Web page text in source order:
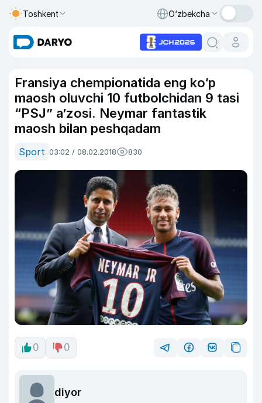
Toshkent O‘zbekcha
Fransiya chempionatida eng ko‘p
maosh oluvchi 10 futbolchidan 9 tasi
“PSJ” a’zosi. Neymar fantastik
maosh bilan peshqadam
Sport 03:02 / 08.02.2018 830
0 0
diyor